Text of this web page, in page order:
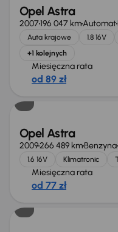
Opel Astra
2007196 047 kmAutomat
Auta krajowe 1.8 16V
+1 kolejnych
Miesięczna rata
od 89 zł
Opel Astra
2009266 489 kmBenzyna
1.6 16V Klimatronic
Miesięczna rata
od 77 zł
Taniej o 500 zł